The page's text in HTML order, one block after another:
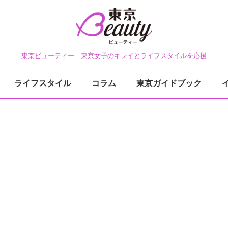
東京ビューティー 東京女子のキレイとライフスタイルを応援
ライフスタイル コラム 東京ガイドブック